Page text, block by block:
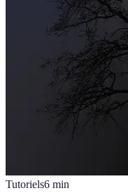
Tutoriels6 min